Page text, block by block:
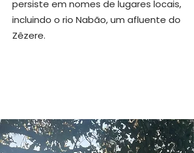
persiste em nomes de lugares locais,
incluindo o rio Nabão, um afluente do
Zêzere.